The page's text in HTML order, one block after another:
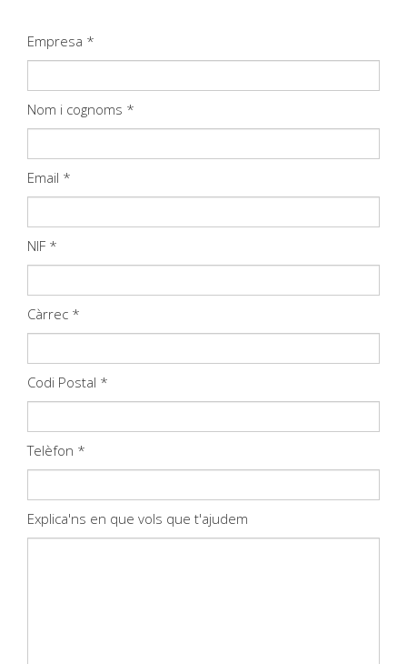
Empresa *
Nom i cognoms *
Email *
NIF *
Càrrec *
Codi Postal *
Telèfon *
Explica'ns en que vols que t'ajudem